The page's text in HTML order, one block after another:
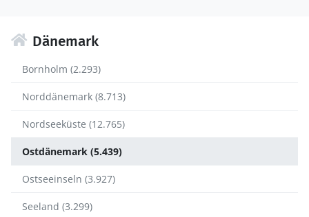
Dänemark
Bornholm (2.293)
Norddänemark (8.713)
Nordseeküste (12.765)
Ostdänemark (5.439)
Ostseeinseln (3.927)
Seeland (3.299)